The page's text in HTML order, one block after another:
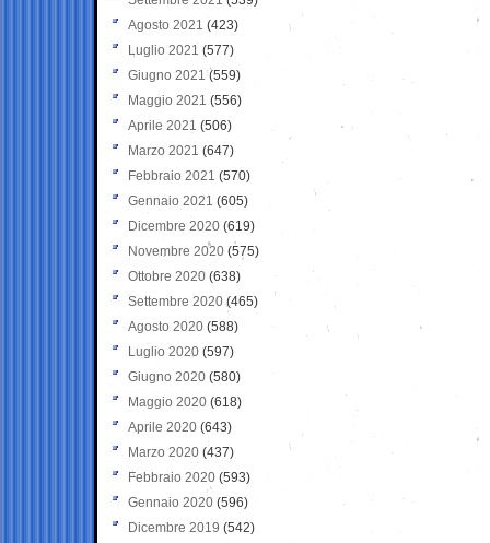
Agosto 2021 (423)
Luglio 2021 (577)
Giugno 2021(559)
Maggio 2021 (556)
Aprile 2021 (506)
Marzo 2021 (647)
Febbraio 2021 (570)
Gennaio 2021 (605)
Dicembre 2020 (619)
Novembre 2020 (575)
Ottobre 2020 (638)
Settembre 2020(465)
Agosto 2020 (588)
Luglio 2020 (597)
Giugno 2020 (580)
Maggio 2020 (618)
Aprile 2020 (643)
Marzo 2020 (437)
Febbraio 2020 (593)
Gennaio 2020 (596)
Dicembre 2019 (542)